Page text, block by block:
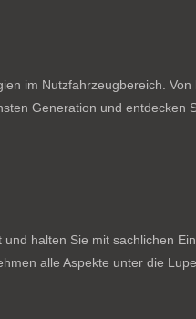
im Nutzfahrzeugbereich.
Generation und entdecken
halten Sie mit sachlichen
alle Aspekte unter die